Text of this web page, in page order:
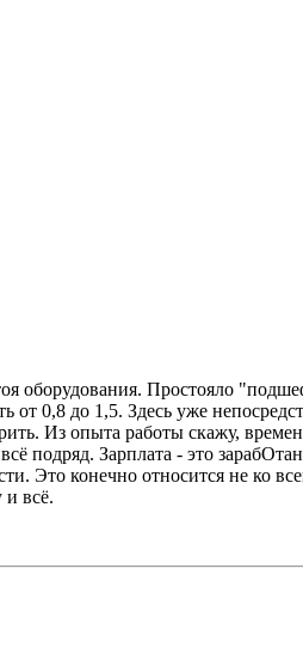
оборудования. Простояло
от 0,8 до 1,5. Здесь уже
Из опыта работы скажу,
подряд. Зарплата - это
Это конечно относится не ко
и всё.